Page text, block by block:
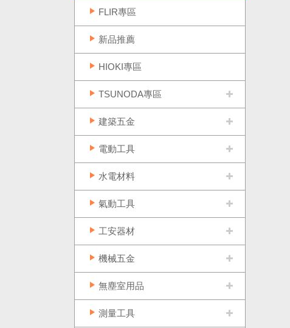
FLIR專區
新品推薦
HIOKI專區
TSUNODA專區
建築五金
電動工具
水電材料
氣動工具
工安器材
機械五金
無塵室用品
測量工具